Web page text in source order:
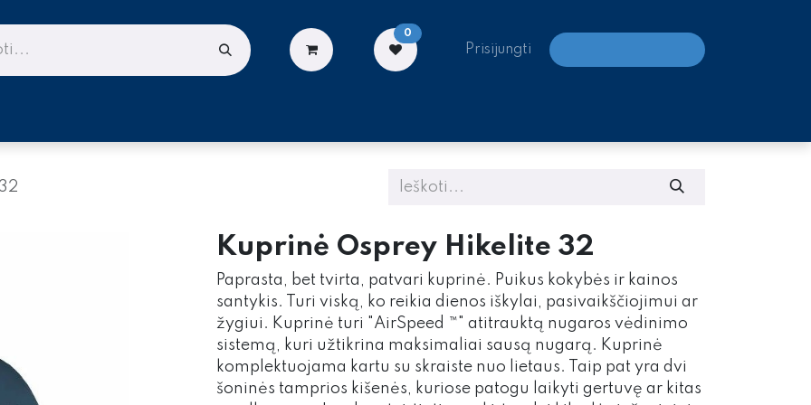
0
Prisijungti
Kuprinė Osprey Hikelite 32
Paprasta, bet tvirta, patvari kuprinė. Puikus kokybės ir kainos
santykis. Turi viską, ko reikia dienos iškylai, pasivaikščiojimui ar
žygiui. Kuprinė turi "AirSpeed ™" atitrauktą nugaros vėdinimo
sistemą, kuri užtikrina maksimaliai sausą nugarą. Kuprinė
komplektuojama kartu su skraiste nuo lietaus. Taip pat yra dvi
šoninės tamprios kišenės, kuriose patogu laikyti gertuvę ar kitas